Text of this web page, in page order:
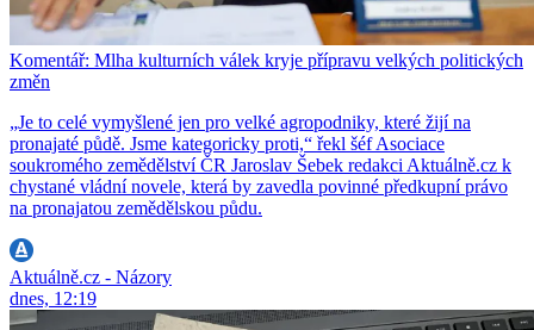
Komentář: Mlha kulturních válek kryje přípravu velkých politických
změn
„Je to celé vymyšlené jen pro velké agropodniky, které žijí na
pronajaté půdě. Jsme kategoricky proti,“ řekl šéf Asociace
soukromého zemědělství ČR Jaroslav Šebek redakci Aktuálně.cz k
chystané vládní novele, která by zavedla povinné předkupní právo
na pronajatou zemědělskou půdu.
Aktuálně.cz - Názory
dnes, 12:19